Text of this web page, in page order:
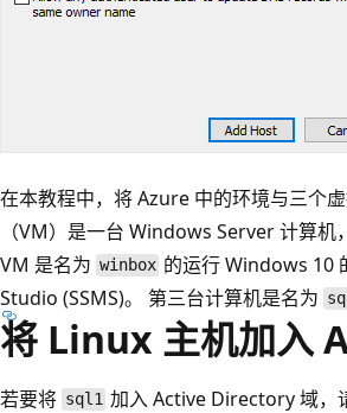
在本教程中，将 Azure 中的环境与三个
（VM）是一台 Windows Server 计算机
VM 是名为 winbox 的运行 Windows 10
Studio (SSMS)。 第三台计算机是名为
将 Linux 主机加入
若要将 sql1 加入 Active Directory 域，